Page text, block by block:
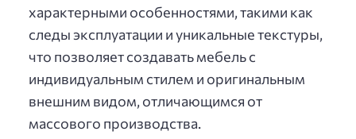
характерными особенностями, такими как
следы эксплуатации и уникальные текстуры,
что позволяет создавать мебель с
индивидуальным стилем и оригинальным
внешним видом, отличающимся от
массового производства.